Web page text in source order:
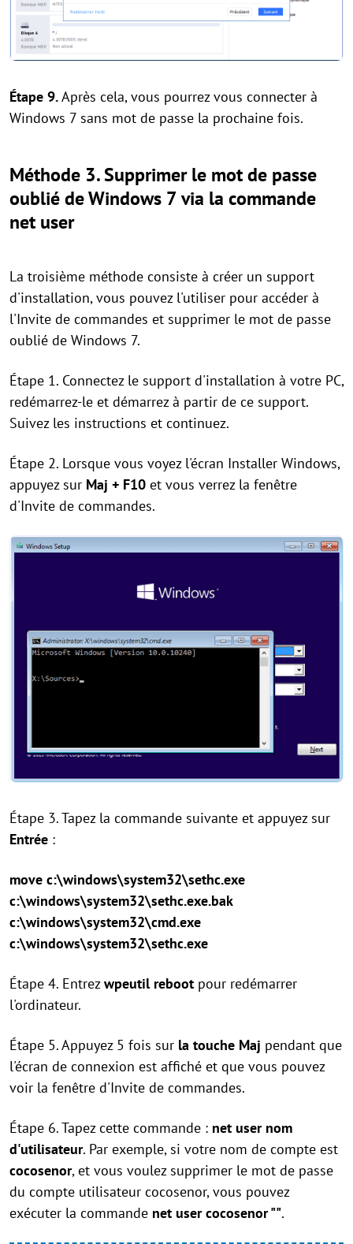
Étape 9.Après cela, vous pourrez vous connecter à
Windows 7 sans mot de passe la prochaine fois.
Méthode 3. Supprimer le mot de passe
oublié de Windows 7 via la commande
net user
La troisième méthode consiste à créer un support
d'installation, vous pouvez l'utiliser pour accéder à
l'Invite de commandes et supprimer le mot de passe
oublié de Windows 7.
Étape 1. Connectez le support d'installation à votre PC,
redémarrez-le et démarrez à partir de ce support.
Suivez les instructions et continuez.
Étape 2. Lorsque vous voyez l'écran Installer Windows,
appuyez sur Maj + F10 et vous verrez la fenêtre
d'Invite de commandes.
Étape 3. Tapez la commande suivante et appuyez sur
Entrée :
move c:\windows\system32\sethc.exe
c:\windows\system32\sethc.exe.bak
c:\windows\system32\cmd.exe
c:\windows\system32\sethc.exe
Étape 4. Entrezwpeutil reboot pour redémarrer
l'ordinateur.
Étape 5. Appuyez 5 fois sur la touche Maj pendant que
l'écran de connexion est affiché et que vous pouvez
voir la fenêtre d'Invite de commandes.
Étape 6. Tapez cette commande : net user nom
d'utilisateur. Par exemple, si votre nom de compte est
cocosenor, et vous voulez supprimer le mot de passe
du compte utilisateur cocosenor, vous pouvez
exécuter la commande net user cocosenor "".